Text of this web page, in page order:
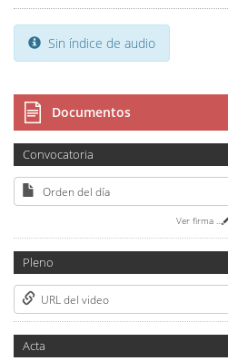
Sin índice de audio
Documentos
Convocatoria
Orden del día
Ver firma ...
Pleno
URL del video
Acta